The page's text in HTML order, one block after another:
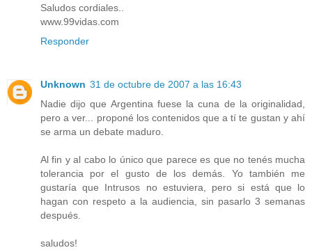
Saludos cordiales..
www.99vidas.com
Responder
Unknown 31 de octubre de 2007 a las 16:43
Nadie dijo que Argentina fuese la cuna de la originalidad,
pero a ver... proponé los contenidos que a tí te gustan y ahí
se arma un debate maduro.
Al fin y al cabo lo único que parece es que no tenés mucha
tolerancia por el gusto de los demás. Yo también me
gustaría que Intrusos no estuviera, pero si está que lo
hagan con respeto a la audiencia, sin pasarlo 3 semanas
después.
saludos!